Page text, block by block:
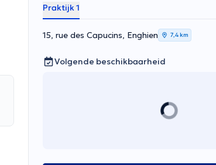
Praktijk 1
15, rue des Capucins, Enghien 7,4 km
Volgende beschikbaarheid